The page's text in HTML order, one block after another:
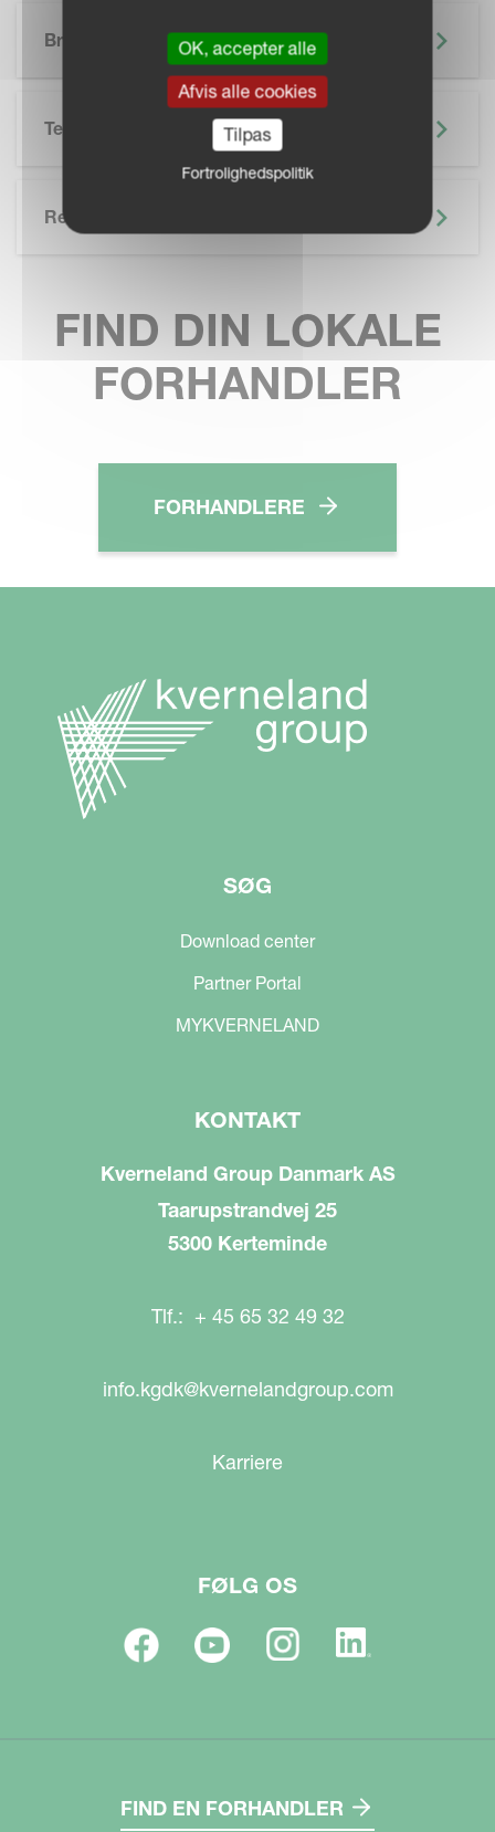
Brochure
Teknisk Specifikation
Related
FIND DIN LOKALE
FORHANDLER
FORHANDLERE
SØG
Download center
Partner Portal
MYKVERNELAND
KONTAKT
Kverneland Group Danmark AS
Taarupstrandvej 25
5300 Kerteminde
Tlf.: + 45 65 32 49 32
info.kgdk@kvernelandgroup.com
Karriere
FØLG OS
FIND EN FORHANDLER
OK, accepter alle
Afvis alle cookies
Tilpas
Fortrolighedspolitik